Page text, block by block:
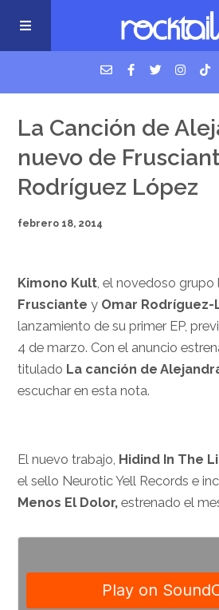
USM Podcast
Cigarrillos en la cama
Música nueva
La Canción de
nuevo de
Rodríguez López
febrero 18, 2014
Kimono Kult, el novedoso
Frusciantey Omar Rodríguez-
lanzamiento de su primer EP,
4 de marzo. Con el anuncio
titulado La canción de
escuchar en esta nota.
El nuevo trabajo, Hidind In The
el sello Neurotic Yell Records e
Menos El Dolor, estrenado el